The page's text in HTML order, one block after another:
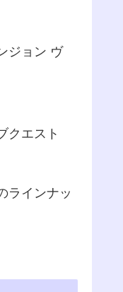
ジョン ヴ
クエスト
ラインナッ